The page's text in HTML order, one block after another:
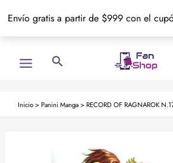
Envío gratis a partir de $999 con el
Menu
Buscar
Inicio> Panini Manga> RECORD OF RAGNAROK